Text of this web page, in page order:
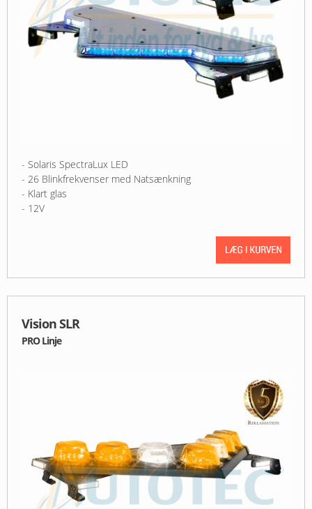
- Solaris SpectraLux LED
- 26 Blinkfrekvenser med Natsænkning
- Klart glas
- 12V
Vision SLR
PRO Linje